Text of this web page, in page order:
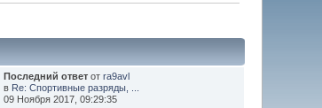
Последний ответот ra9avl
в Re: Спортивные разряды, ...
09 Ноября 2017, 09:29:35